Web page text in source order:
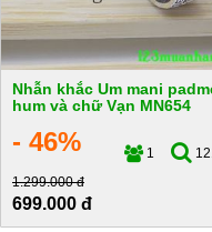
Nhẫn khắc Um mani
hum và chữ Vạn MN654
- 46% 1
1.299.000 đ
699.000 đ